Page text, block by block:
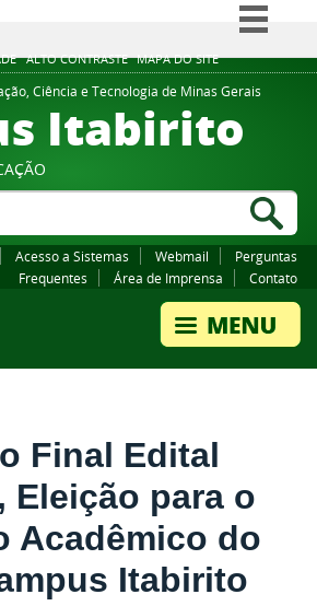
ALTO CONTRASTE MAPA DO SITE
Simplifique!
Comunica BR
Participe
Legislação
Ciência e Tecnologia de Minas Gerais
Itabirito
Acesso a Sistemas Webmail
Perguntas
Frequentes
Área de Imprensa Contato
Final Edital
Eleição para o
Acadêmico do
Itabirito